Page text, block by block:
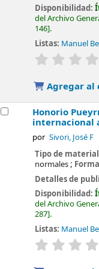
Disponibilidad:
del Archivo
146 .
Listas: Manuel
valoración
Agregar al
Honorio
internacional
por Sivori, José F
Tipo de
normales;
Detalles de
Disponibilidad:
del Archivo
287 .
Listas: Manuel
valoración